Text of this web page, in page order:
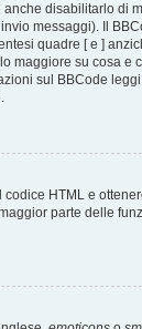
anche disabilitarlo di
messaggi). Il
quadre [ e ]
maggiore su cosa e
sul BBCode
HTML e
parte delle